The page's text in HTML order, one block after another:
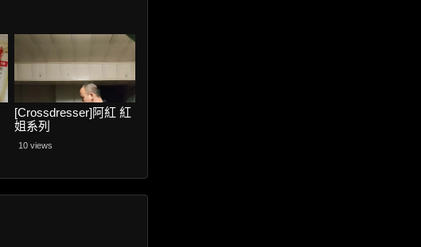
[Crossdresser]阿紅 紅
姐系列
10 views